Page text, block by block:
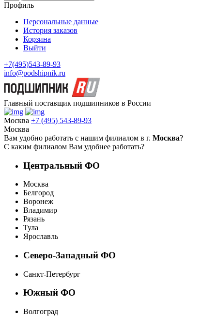
Профиль
Персональные данные
История заказов
Корзина
Выйти
+7(495)543-89-93
info@podshipnik.ru
Главный поставщик подшипников в России
Москва +7 (495) 543-89-93
Москва
Вам удобно работать с нашим филиалом в г. Москва?
С каким филиалом Вам удобнее работать?
Центральный ФО
Москва
Белгород
Воронеж
Владимир
Рязань
Тула
Ярославль
Северо-Западный ФО
Санкт-Петербург
Южный ФО
Волгоград